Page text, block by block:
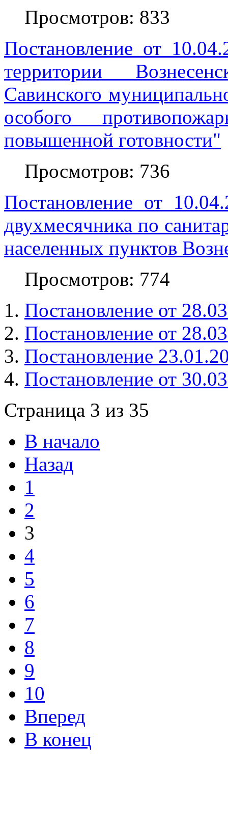
Просмотров: 833
Постановление от
территории
Савинского
особого
повышенной готовности"
Просмотров: 736
Постановление от
двухмесячника по
населенных пунктов
Просмотров: 774
Постановление от
Постановление от
Постановление
Постановление от
Страница 3 из 35
В начало
Назад
1
2
3
4
5
6
7
8
9
10
Вперед
В конец